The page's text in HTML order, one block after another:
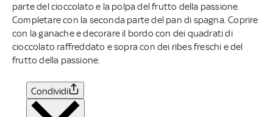
parte del cioccolato e la polpa del frutto della passione.
Completare con la seconda parte del pan di spagna. Coprire
con la ganache e decorare il bordo con dei quadrati di
cioccolato raffreddato e sopra con dei ribes freschi e del
frutto della passione.
Condividi